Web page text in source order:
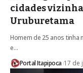
cidades
Uruburetama
Homem de 25 anos
e…
Portal Itapipoca 17 de